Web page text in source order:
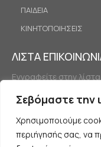
Σεβόμαστε την
Χρησιμοποιούμε
περιήγησής σας, να
ΠΑΙΔΕΙΑ
ΚΙΝΗΤΟΠΟΙΗΣΕΙΣ
ΛΙΣΤΑ
Εγγραφείτε στην